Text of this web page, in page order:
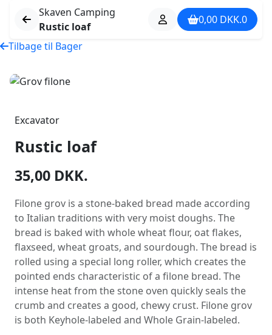
Skaven Camping
Rustic loaf
0,00 DKK.0
Tilbage til Bager
Excavator
Rustic loaf
35,00 DKK.
Filone grov is a stone-baked bread made according
to Italian traditions with very moist doughs. The
bread is baked with whole wheat flour, oat flakes,
flaxseed, wheat groats, and sourdough. The bread is
rolled using a special long roller, which creates the
pointed ends characteristic of a filone bread. The
intense heat from the stone oven quickly seals the
crumb and creates a good, chewy crust. Filone grov
is both Keyhole-labeled and Whole Grain-labeled.